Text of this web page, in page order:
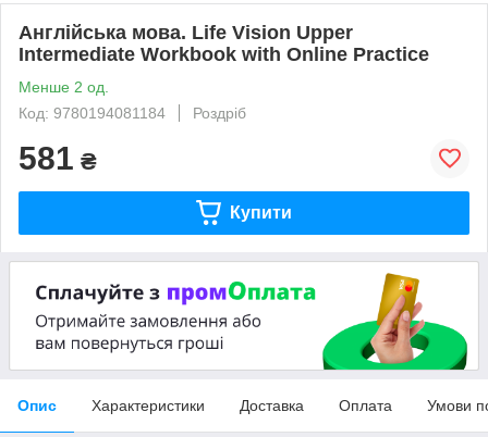
Англійська мова. Life Vision Upper
Intermediate Workbook with Online Practice
Менше 2 од.
Код: 9780194081184
Роздріб
581 ₴
Купити
Опис Характеристики Доставка Оплата Умови